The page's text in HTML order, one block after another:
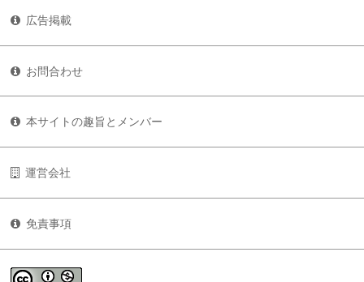
広告掲載
お問合わせ
本サイトの趣旨とメンバー
運営会社
免責事項